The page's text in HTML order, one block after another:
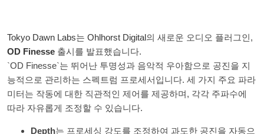
Tokyo Dawn Labs는 Ohlhorst Digital의 새로운 오디오 플러그인,
OD Finesse 출시를 발표했습니다.
`OD Finesse`는 뛰어난 투명성과 음악적 우아함으로 공진을 지
능적으로 관리하는 스펙트럼 프로세서입니다. 세 가지 주요 파라
미터는 작동에 대한 직관적인 제어를 제공하며, 각각 주파수에
따라 자유롭게 조정할 수 있습니다.
Depth는 프로세싱 강도를 조정하여 과도한 공진을 자동으